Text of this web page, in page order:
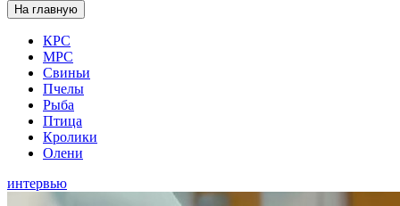
На главную
КРС
МРС
Свиньи
Пчелы
Рыба
Птица
Кролики
Олени
интервью